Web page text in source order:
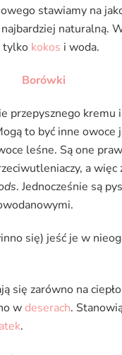
stawiamy na
naturalną.
tylko kokos i woda.
Borówki
przepysznego kremu
to być inne owoce
leśne. Są one
a więc
. Jednocześnie są
się) jeść je w
się zarówno na
wdeserach.
.